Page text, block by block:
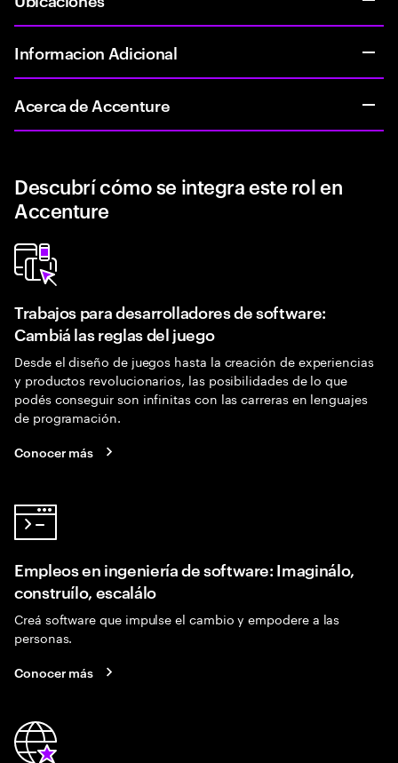
Informacion Adicional
Acerca de Accenture
Descubrí cómo se integra este rol en
Accenture
Trabajos para desarrolladores de software:
Cambiá las reglas del juego
Desde el diseño de juegos hasta la creación de experiencias
y productos revolucionarios, las posibilidades de lo que
podés conseguir son infinitas con las carreras en lenguajes
de programación.
Conocer más
Empleos en ingeniería de software: Imaginálo,
construílo, escalálo
Creá software que impulse el cambio y empodere a las
personas.
Conocer más